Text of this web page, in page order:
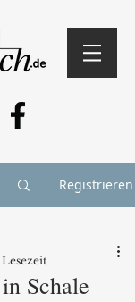
Registrieren
Schale